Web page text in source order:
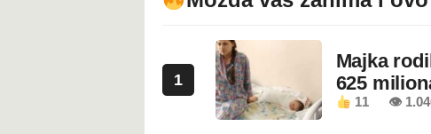
1
Majka
625
11 👁